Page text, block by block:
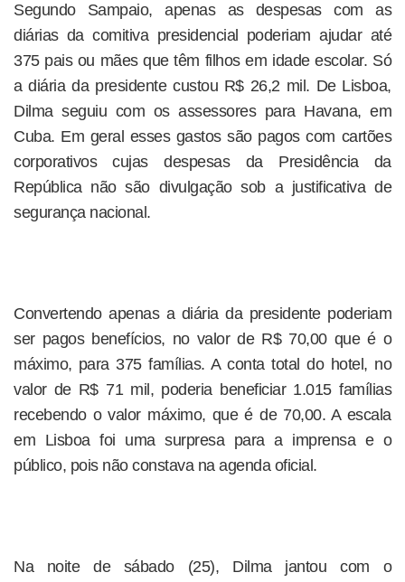
Segundo Sampaio, apenas as despesas com as
diárias da comitiva presidencial poderiam ajudar até
375 pais ou mães que têm filhos em idade escolar. Só
a diária da presidente custou R$ 26,2 mil. De Lisboa,
Dilma seguiu com os assessores para Havana, em
Cuba. Em geral esses gastos são pagos com cartões
corporativos cujas despesas da Presidência da
República não são divulgação sob a justificativa de
segurança nacional.
Convertendo apenas a diária da presidente poderiam
ser pagos benefícios, no valor de R$ 70,00 que é o
máximo, para 375 famílias. A conta total do hotel, no
valor de R$ 71 mil, poderia beneficiar 1.015 famílias
recebendo o valor máximo, que é de 70,00. A escala
em Lisboa foi uma surpresa para a imprensa e o
público, pois não constava na agenda oficial.
Na noite de sábado (25), Dilma jantou com o